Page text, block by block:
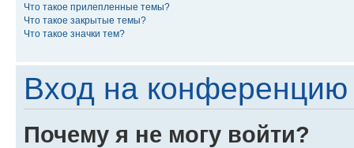
Что такое прилепленные темы?
Что такое закрытые темы?
Что такое значки тем?
Вход на конференцию
Почему я не могу войти?